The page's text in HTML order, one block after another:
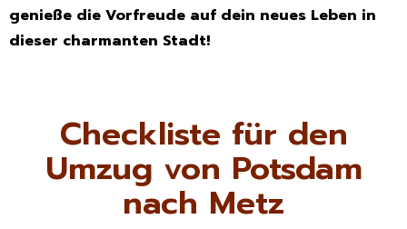
genieße die Vorfreude auf dein neues Leben in
dieser charmanten Stadt!
Checkliste für den
Umzug von Potsdam
nach Metz